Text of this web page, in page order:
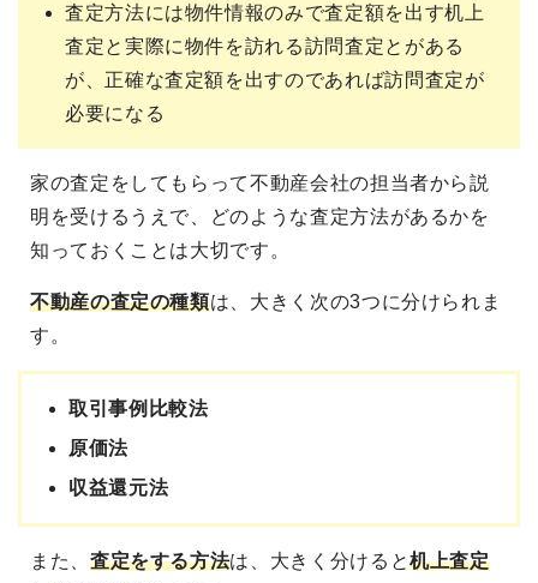
査定方法には物件情報のみで査定額を出す机上
査定と実際に物件を訪れる訪問査定とがある
が、正確な査定額を出すのであれば訪問査定が
必要になる
家の査定をしてもらって不動産会社の担当者から説
明を受けるうえで、どのような査定方法があるかを
知っておくことは大切です。
不動産の査定の種類は、大きく次の3つに分けられま
す。
取引事例比較法
原価法
収益還元法
また、 査定をする方法は、大きく分けると机上査定